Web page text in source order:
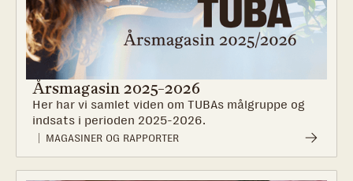
Årsmagasin 2025-2026
Her har vi samlet viden om TUBAs målgruppe og
indsats i perioden 2025-2026.
MAGASINER OG RAPPORTER